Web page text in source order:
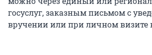
госуслуг, заказным письмом с
вручении или при личном визите